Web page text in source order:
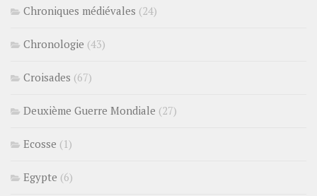
Chroniques médiévales (24)
Chronologie (43)
Croisades (67)
Deuxième Guerre Mondiale (27)
Ecosse (1)
Egypte (6)